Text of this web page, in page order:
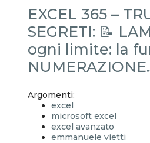
EXCEL 365 –
SEGRETI: 📝
ogni limite: la
Argomenti:
excel
microsoft excel
excel avanzato
emmanuele vietti